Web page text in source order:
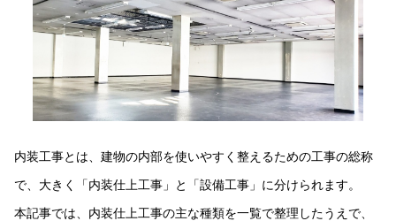
内装工事とは、建物の内部を使いやすく整えるための工事の総称
で、大きく「内装仕上工事」と「設備工事」に分けられます。
本記事では、内装仕上工事の主な種類を一覧で整理したうえで、